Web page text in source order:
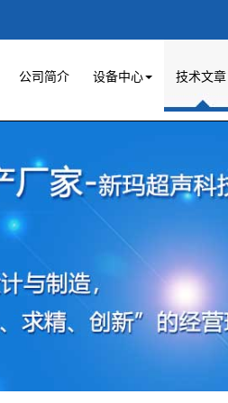
公司简介 设备中心 技术文章